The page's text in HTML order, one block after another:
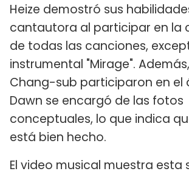
Heize demostró sus
cantautora al participar en la
de todas las canciones,
instrumental "Mirage". Además,
Chang-sub participaron en el
Dawn se encargó de las fotos
conceptuales, lo que indica
está bien hecho.
El video musical muestra esta